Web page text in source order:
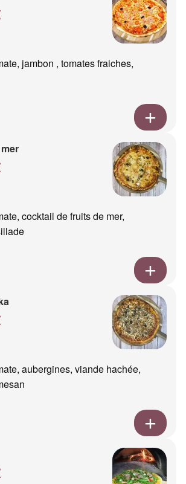
jambon , tomates fraiches,
cocktail de fruits de mer,
aubergines, viande hachée,